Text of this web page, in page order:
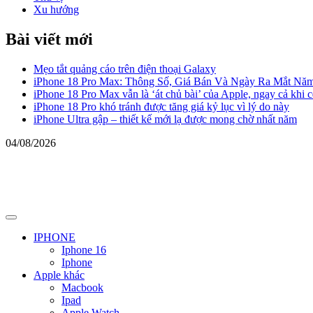
Xu hướng
Bài viết mới
Mẹo tắt quảng cáo trên điện thoại Galaxy
iPhone 18 Pro Max: Thông Số, Giá Bán Và Ngày Ra Mắt
iPhone 18 Pro Max vẫn là ‘át chủ bài’ của Apple, ngay cả khi
iPhone 18 Pro khó tránh được tăng giá kỷ lục vì lý do này
iPhone Ultra gập – thiết kế mới lạ được mong chờ nhất năm
04/08/2026
Primary
IPHONE
Iphone 16
Iphone
Apple khác
Macbook
Ipad